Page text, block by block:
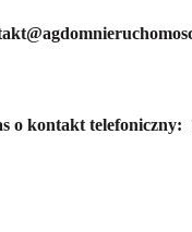
o kontakt telefoniczny: